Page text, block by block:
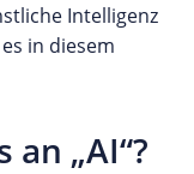
Intelligenz
in diesem
„AI“?